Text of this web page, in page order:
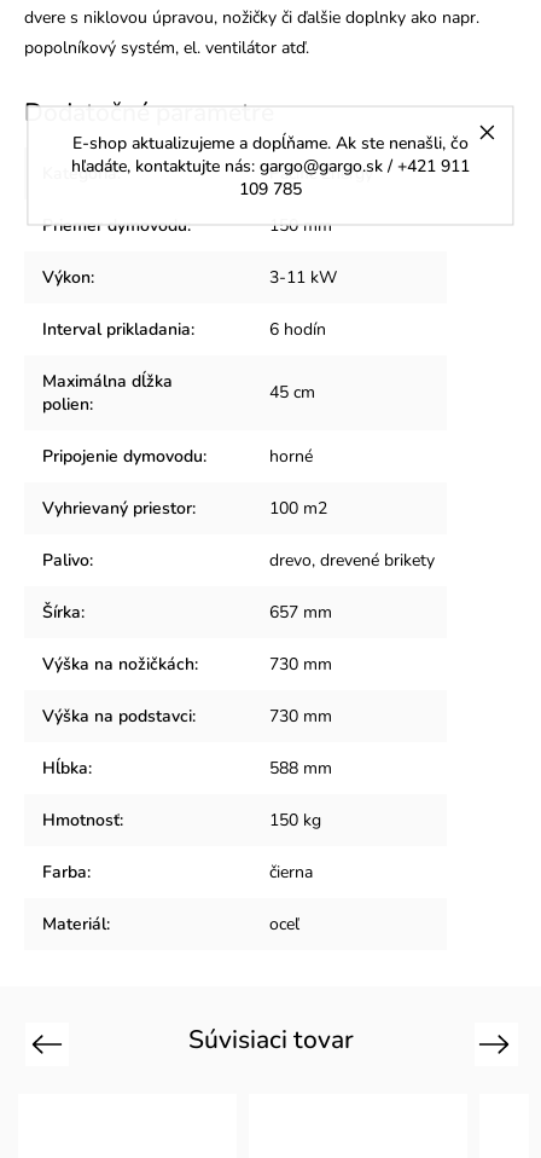
E-shop aktualizujeme a dopĺňame. Ak ste nenašli, čo
hľadáte, kontaktujte nás: gargo@gargo.sk / +421 911
109 785
dvere s niklovou úpravou, nožičky či ďalšie doplnky ako napr.
popolníkový systém, el. ventilátor atď.
Dodatočné parametre
Kategória: Pacific Energy
Priemer dymovodu: 150 mm
Výkon: 3-11 kW
Interval prikladania: 6 hodín
Maximálna dĺžka
polien:
45 cm
Pripojenie dymovodu: horné
Vyhrievaný priestor: 100 m2
Palivo: drevo, drevené brikety
Šírka: 657 mm
Výška na nožičkách: 730 mm
Výška na podstavci: 730 mm
Hĺbka: 588 mm
Hmotnosť: 150 kg
Farba: čierna
Materiál: oceľ
Súvisiaci tovar
Previous Next